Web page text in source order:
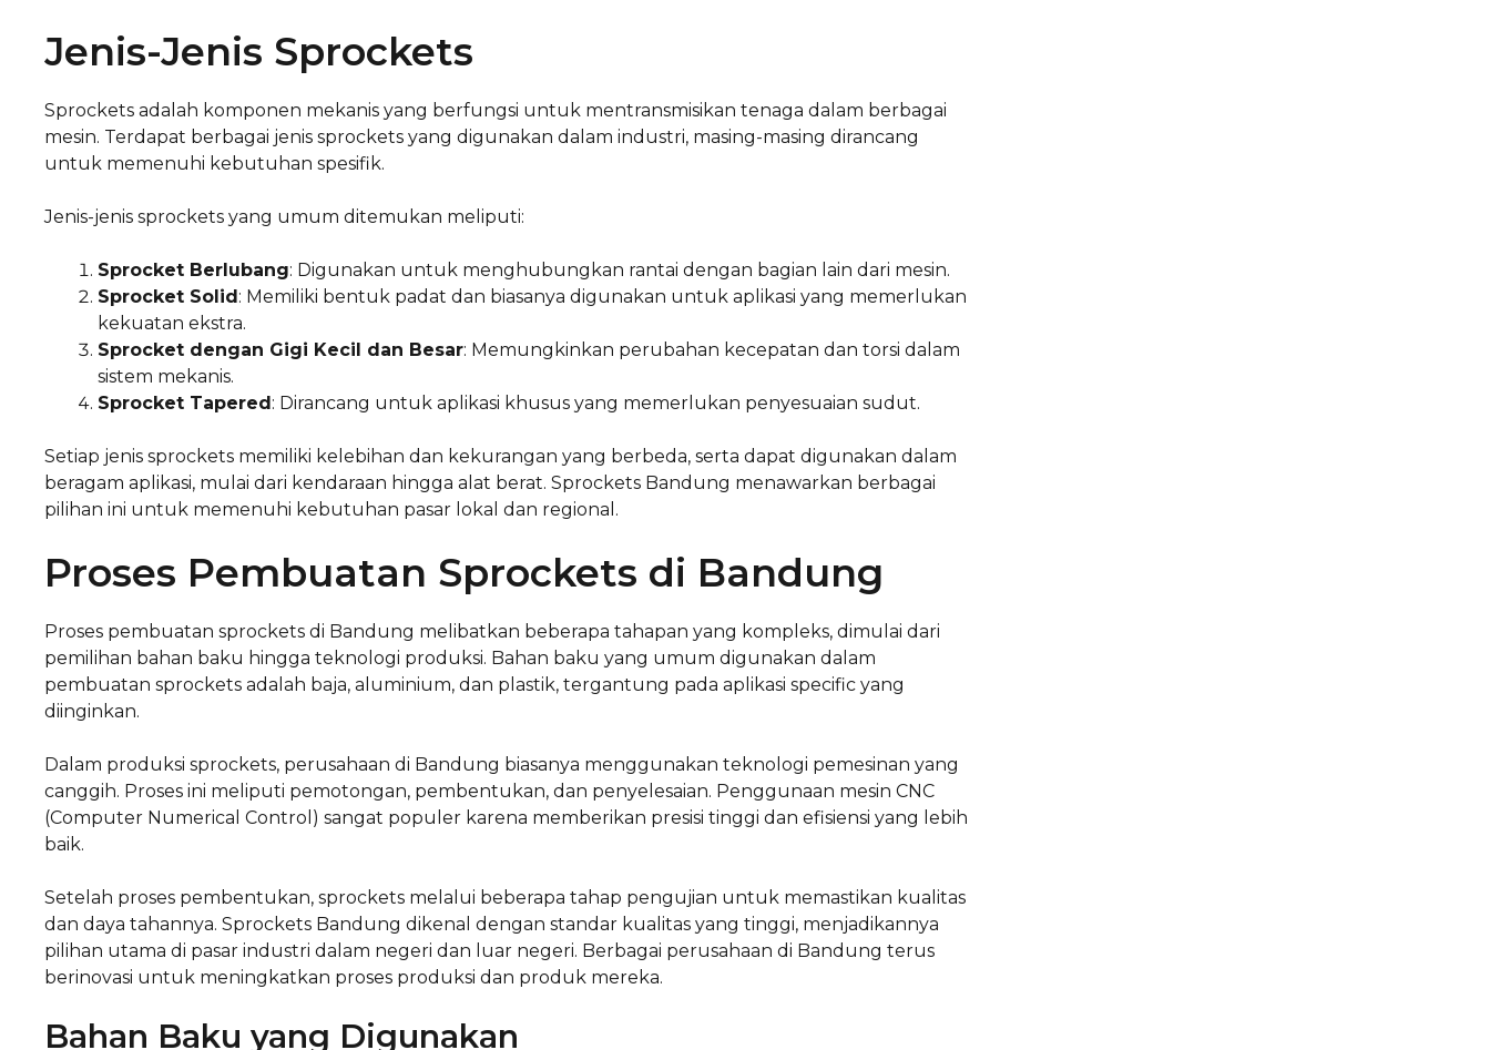
Jenis-Jenis Sprockets
Sprockets adalah komponen mekanis yang berfungsi untuk mentransmisikan tenaga dalam berbagai
mesin. Terdapat berbagai jenis sprockets yang digunakan dalam industri, masing-masing dirancang
untuk memenuhi kebutuhan spesifik.
Jenis-jenis sprockets yang umum ditemukan meliputi:
Sprocket Berlubang: Digunakan untuk menghubungkan rantai dengan bagian lain dari mesin.
Sprocket Solid: Memiliki bentuk padat dan biasanya digunakan untuk aplikasi yang memerlukan
kekuatan ekstra.
Sprocket dengan Gigi Kecil dan Besar: Memungkinkan perubahan kecepatan dan torsi dalam
sistem mekanis.
Sprocket Tapered: Dirancang untuk aplikasi khusus yang memerlukan penyesuaian sudut.
Setiap jenis sprockets memiliki kelebihan dan kekurangan yang berbeda, serta dapat digunakan dalam
beragam aplikasi, mulai dari kendaraan hingga alat berat. Sprockets Bandung menawarkan berbagai
pilihan ini untuk memenuhi kebutuhan pasar lokal dan regional.
Proses Pembuatan Sprockets di Bandung
Proses pembuatan sprockets di Bandung melibatkan beberapa tahapan yang kompleks, dimulai dari
pemilihan bahan baku hingga teknologi produksi. Bahan baku yang umum digunakan dalam
pembuatan sprockets adalah baja, aluminium, dan plastik, tergantung pada aplikasi specific yang
diinginkan.
Dalam produksi sprockets, perusahaan di Bandung biasanya menggunakan teknologi pemesinan yang
canggih. Proses ini meliputi pemotongan, pembentukan, dan penyelesaian. Penggunaan mesin CNC
(Computer Numerical Control) sangat populer karena memberikan presisi tinggi dan efisiensi yang lebih
baik.
Setelah proses pembentukan, sprockets melalui beberapa tahap pengujian untuk memastikan kualitas
dan daya tahannya. Sprockets Bandung dikenal dengan standar kualitas yang tinggi, menjadikannya
pilihan utama di pasar industri dalam negeri dan luar negeri. Berbagai perusahaan di Bandung terus
berinovasi untuk meningkatkan proses produksi dan produk mereka.
Bahan Baku yang Digunakan